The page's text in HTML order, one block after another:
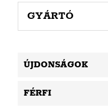
GYÁRTÓ
ÚJDONSÁGOK
FÉRFI